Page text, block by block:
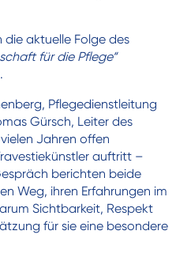
die aktuelle Folge des
für die Pflege“
Pflegedienstleitung
Gürsch, Leiter des
Jahren offen
auftritt –
berichten beide
Weg, ihren Erfahrungen im
Sichtbarkeit, Respekt
für sie eine besondere